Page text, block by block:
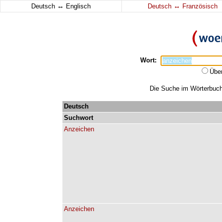
Deutsch ↔ Englisch Deutsch ↔ Französisch
Wort:
Die Suche im
Deutsch
Suchwort
Anzeichen
Anzeichen